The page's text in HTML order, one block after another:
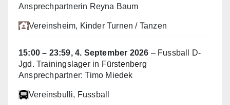
Ansprechpartnerin Reyna Baum
Vereinsheim, Kinder Turnen / Tanzen
15:00 – 23:59,4. September 2026 – Fussball D-
Jgd. Trainingslager in Fürstenberg
Ansprechpartner: Timo Miedek
Vereinsbulli, Fussball